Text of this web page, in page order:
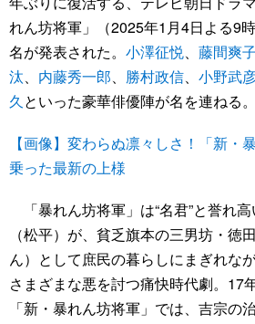
れん坊将軍」（2025年1月4日よる9
名が発表された。 小澤征悦 藤間爽子
汰
内藤秀一郎 勝村政信 小野武
久 といった豪華俳優陣が名を連ねる。
【画像】変わらぬ凛々しさ！「新・
乗った最新の上様
「暴れん坊将軍」は“名君”と誉れ
（松平）が、貧乏旗本の三男坊・徳
ん）として庶民の暮らしにまぎれな
さまざまな悪を討つ痛快時代劇。17
「新・暴れん坊将軍」では、吉宗の